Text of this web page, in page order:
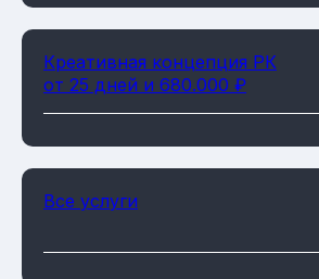
Креативная концепция РК
от 25 дней и 680.000 ₽
Все услуги